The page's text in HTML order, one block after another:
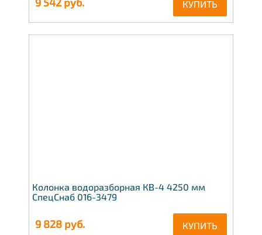
КУПИТЬ
Колонка водоразборная КВ-4 4250 мм
СпецСнаб 016-3479
9 828 руб. КУПИТЬ